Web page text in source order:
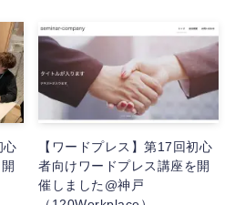
心
【ワードプレス】第17回初心
者向けワードプレス講座を開
催しました@神戸